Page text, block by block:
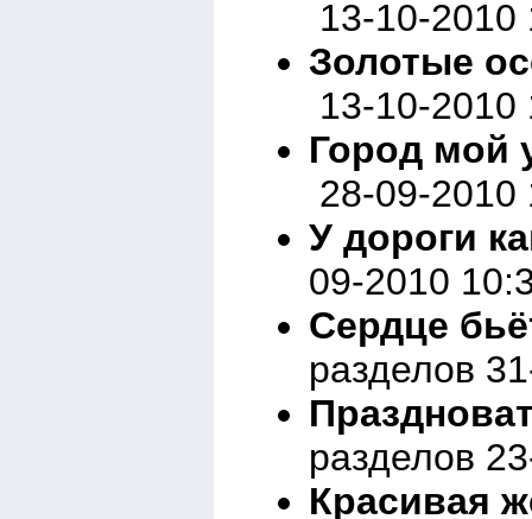
13-10-2010
Золотые
13-10-2010
Город мой
28-09-2010
У дороги
09-2010
Сердце
разделов
разделов
Красивая